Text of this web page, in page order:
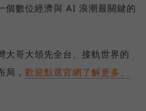
個數位經濟與 AI 浪潮最關鍵的
大哥大領先全台、接軌世界的
局， 歡迎點選官網了解更多。